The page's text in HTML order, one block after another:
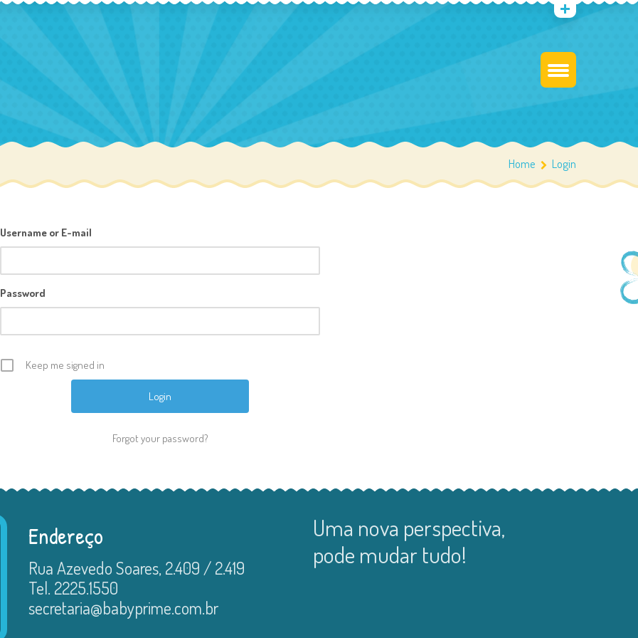
Home Login
Username or E-mail
Password
Keep me signed in
Forgot your password?
Endereço
Rua Azevedo Soares, 2.409 / 2.419
Tel. 2225.1550
secretaria@babyprime.com.br
Uma nova perspectiva,
pode mudar tudo!